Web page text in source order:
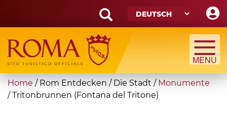
main
content
Search
form
Suche
You
are
Home / Rom Entdecken / Die Stadt / Monumente
/Tritonbrunnen (Fontana del Tritone)